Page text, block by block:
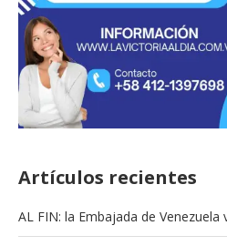
Artículos recientes
AL FIN: la Embajada de Venezuela